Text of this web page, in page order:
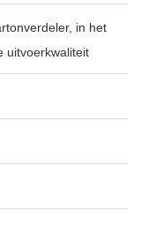
in het
uitvoerkwaliteit